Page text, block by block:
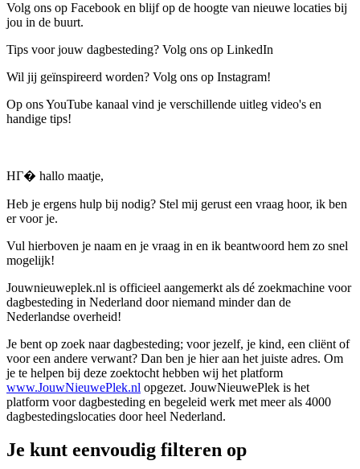
Volg ons op Facebook en blijf op de hoogte van nieuwe locaties bij
jou in de buurt.
Tips voor jouw dagbesteding? Volg ons op LinkedIn
Wil jij geïnspireerd worden? Volg ons op Instagram!
Op ons YouTube kanaal vind je verschillende uitleg video's en
handige tips!
HГ� hallo maatje,
Heb je ergens hulp bij nodig? Stel mij gerust een vraag hoor, ik ben
er voor je.
Vul hierboven je naam en je vraag in en ik beantwoord hem zo snel
mogelijk!
Jouwnieuweplek.nl is officieel aangemerkt als dé zoekmachine voor
dagbesteding in Nederland door niemand minder dan de
Nederlandse overheid!
Je bent op zoek naar dagbesteding; voor jezelf, je kind, een cliënt of
voor een andere verwant? Dan ben je hier aan het juiste adres. Om
je te helpen bij deze zoektocht hebben wij het platform
www.JouwNieuwePlek.nl opgezet. JouwNieuwePlek is het
platform voor dagbesteding en begeleid werk met meer als 4000
dagbestedingslocaties door heel Nederland.
Je kunt eenvoudig filteren op